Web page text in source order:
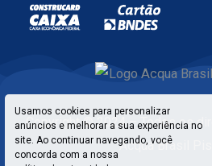
Usamos cookies para personalizar
anúncios e melhorar a sua experiência no
site. Ao continuar navegando, você
concorda com a nossa
Copyright © 2024 – Todos os
Acqua Brasil